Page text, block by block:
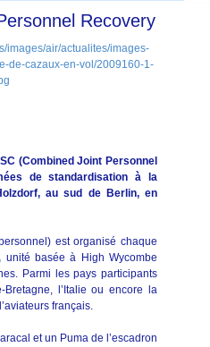
Recovery
(Combined Joint Personnel
de standardisation à la
au sud de Berlin, en
est organisé chaque
unité basée à High Wycombe
Parmi les pays participants
l’Italie ou encore la
français.
et un Puma de l’escadron